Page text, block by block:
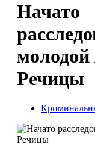
Начато
Речицы